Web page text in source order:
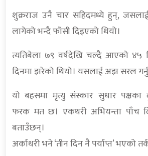
शुक्रराज उनै चार सहिदमध्ये हुन्,
लागेको भन्दै फाँसी दिइएको थियो।
त्यतिबेला ७९ वर्षदेखि चल्दै आएको ४५
दिनमा झरेको थियो। यसलाई अझ सरल
यो बहसमा मृत्यु संस्कार सुधार पक्षका
फरक मत छ। एकथरी अभियन्ता पाँच
बताउँछन्।
अर्काथरी भने ‘तीन दिन नै पर्याप्त’ भएको